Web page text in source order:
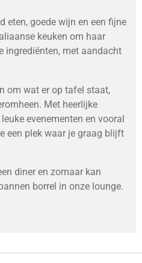
eten, goede wijn en een fijne
keuken om haar
ingrediënten, met aandacht
om wat er op tafel staat,
Met heerlijke
evenementen en vooral
een plek waar je graag blijft
diner en zomaar kan
borrel in onze lounge.